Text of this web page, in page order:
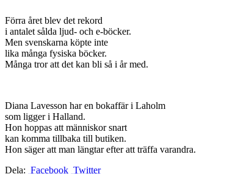
Förra året blev det rekord
i antalet sålda ljud- och e-böcker.
Men svenskarna köpte inte
lika många fysiska böcker.
Många tror att det kan bli så i år med.
Diana Lavesson har en bokaffär i Laholm
som ligger i Halland.
Hon hoppas att människor snart
kan komma tillbaka till butiken.
Hon säger att man längtar efter att träffa varandra.
Dela: Facebook Twitter